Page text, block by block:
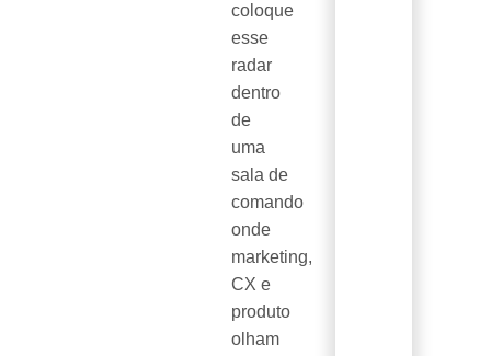
coloque
esse
radar
dentro
de
uma
sala de
comando
onde
marketing,
CX e
produto
olham